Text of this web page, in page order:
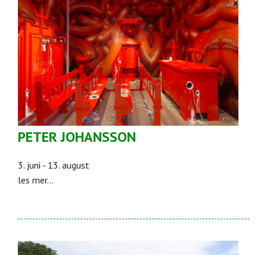
PETER JOHANSSON
3. juni - 13. august
les mer...